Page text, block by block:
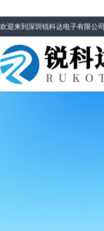
欢迎来到深圳锐科达电子有限公司